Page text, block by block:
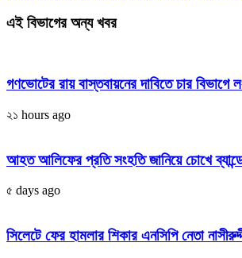
এই বিভাগের অন্য খবর
গণভোটের রায় বাস্তবায়নের দাবিতে চার বিভাগে
২১ hours ago
আহত আলিফের প্রতি সংহতি জানিয়ে চোখে
৫ days ago
সিলেটে ফের হামলার শিকার এনসিপি নেতা